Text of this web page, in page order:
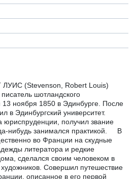
(Stevenson, Robert Louis)
шотландского
ноября 1850 в Эдинбурге. После
в Эдинбургский университет.
юриспруденции, получил звание
нибудь занимался практикой. В
во Франции на скудные
литератора и редкие
сделался своим человеком в
Совершил путешествие
описанное в его первой